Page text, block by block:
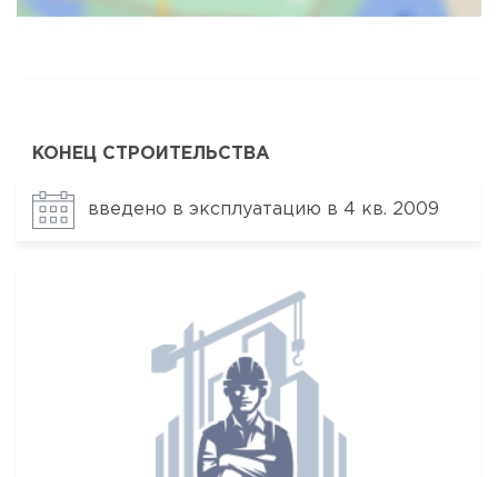
КОНЕЦ СТРОИТЕЛЬСТВА
введено в эксплуатацию в 4 кв. 2009